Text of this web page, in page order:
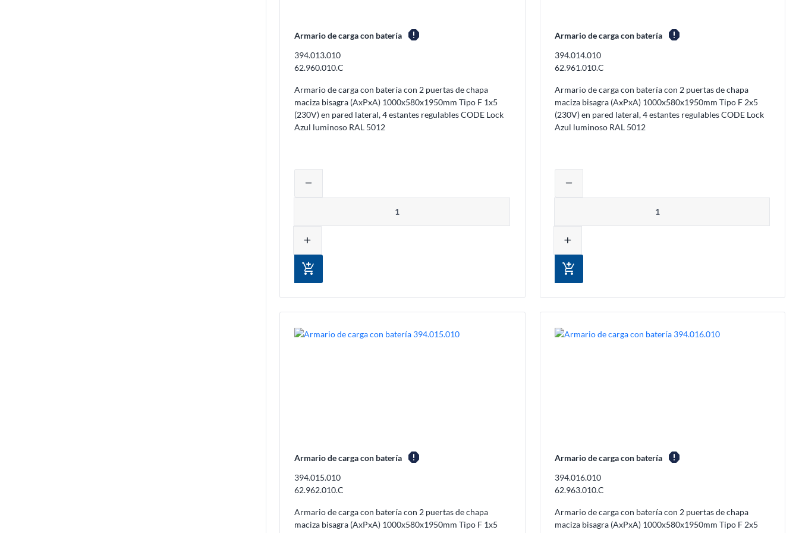
Armario de carga con batería report
394.013.010
62.960.010.C
Armario de carga con batería con 2 puertas de chapa
maciza bisagra (AxPxA) 1000x580x1950mm Tipo F 1x5
(230V) en pared lateral, 4 estantes regulables CODE Lock
Azul luminoso RAL 5012
Ajustar la cantidad del producto o eliminar productos del carrito
remove
add
add_shopping_cart
Armario de carga con batería report
394.014.010
62.961.010.C
Armario de carga con batería con 2 puertas de chapa
maciza bisagra (AxPxA) 1000x580x1950mm Tipo F 2x5
(230V) en pared lateral, 4 estantes regulables CODE Lock
Azul luminoso RAL 5012
Ajustar la cantidad del producto o
remove
add
add_shopping_cart
Armario de carga con batería report
394.015.010
62.962.010.C
Armario de carga con batería con 2 puertas de chapa
maciza bisagra (AxPxA) 1000x580x1950mm Tipo F 1x5
Armario de carga con batería report
394.016.010
62.963.010.C
Armario de carga con batería con 2 puertas de chapa
maciza bisagra (AxPxA) 1000x580x1950mm Tipo F 2x5